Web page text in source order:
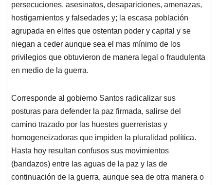
persecuciones, asesinatos, desapariciones, amenazas,
hostigamientos y falsedades y; la escasa población
agrupada en elites que ostentan poder y capital y se
niegan a ceder aunque sea el mas mínimo de los
privilegios que obtuvieron de manera legal o fraudulenta
en medio de la guerra.
Corresponde al gobierno Santos radicalizar sus
posturas para defender la paz firmada, salirse del
camino trazado por las huestes guerreristas y
homogeneizadoras que impiden la pluralidad política.
Hasta hoy resultan confusos sus movimientos
(bandazos) entre las aguas de la paz y las de
continuación de la guerra, aunque sea de otra manera o